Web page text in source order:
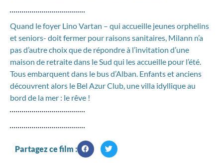
Quand le foyer Lino Vartan – qui accueille jeunes orphelins
et seniors- doit fermer pour raisons sanitaires, Milann n’a
pas d’autre choix que de répondre à l’invitation d’une
maison de retraite dans le Sud qui les accueille pour l’été.
Tous embarquent dans le bus d’Alban. Enfants et anciens
découvrent alors le Bel Azur Club, une villa idyllique au
bord de la mer : le rêve !
Partagez ce film :